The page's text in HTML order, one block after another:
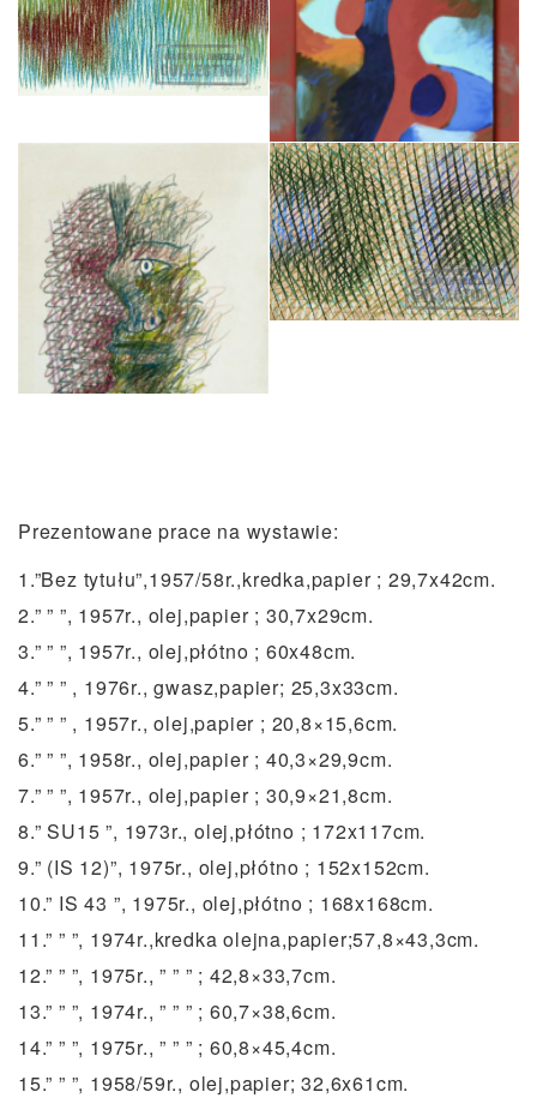
Prezentowane prace na wystawie:
1.”Bez tytułu”,1957/58r.,kredka,papier ; 29,7x42cm.
2.” ” ”, 1957r., olej,papier ; 30,7x29cm.
3.” ” ”, 1957r., olej,płótno ; 60x48cm.
4.” ” ” , 1976r., gwasz,papier; 25,3x33cm.
5.” ” ” , 1957r., olej,papier ; 20,8×15,6cm.
6.” ” ”, 1958r., olej,papier ; 40,3×29,9cm.
7.” ” ”, 1957r., olej,papier ; 30,9×21,8cm.
8.” SU15 ”, 1973r., olej,płótno ; 172x117cm.
9.” (IS 12)”, 1975r., olej,płótno ; 152x152cm.
10.” IS 43 ”, 1975r., olej,płótno ; 168x168cm.
11.” ” ”, 1974r.,kredka olejna,papier;57,8×43,3cm.
12.” ” ”, 1975r., ” ” ” ; 42,8×33,7cm.
13.” ” ”, 1974r., ” ” ” ; 60,7×38,6cm.
14.” ” ”, 1975r., ” ” ” ; 60,8×45,4cm.
15.” ” ”, 1958/59r., olej,papier; 32,6x61cm.